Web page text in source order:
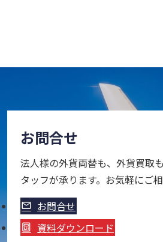
お問合せ
法人様の外貨両替も、外貨買取
タッフが承ります。お気軽にご相
お問合せ
資料ダウンロード